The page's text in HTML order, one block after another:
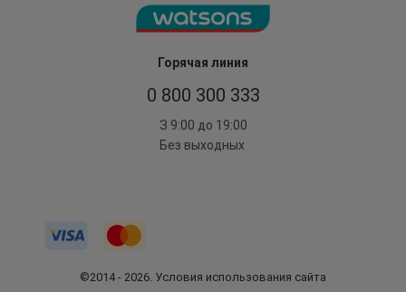
Горячая линия
0 800 300 333
З 9:00 до 19:00
Без выходных
©2014 - 2026. Условия использования сайта